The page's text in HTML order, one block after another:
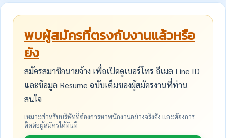
พบผู้สมัครที่ตรงกับงานแล้วหรือ
ยัง
สมัครสมาชิกนายจ้าง เพื่อเปิดดูเบอร์โทร อีเมล Line ID
และข้อมูล Resume ฉบับเต็มของผู้สมัครงานที่ท่าน
สนใจ
เหมาะสำหรับบริษัทที่ต้องการหาพนักงานอย่างจริงจัง และต้องการ
ติดต่อผู้สมัครได้ทันที